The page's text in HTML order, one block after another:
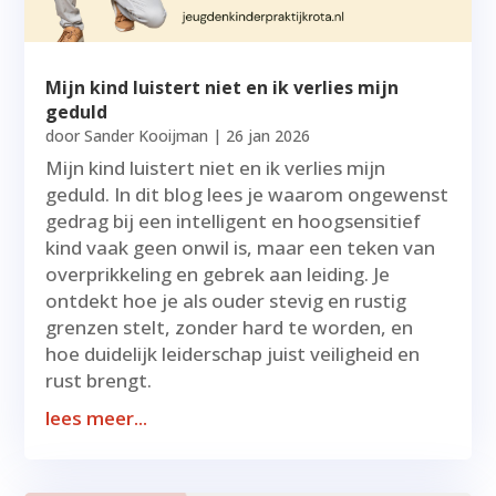
Mijn kind luistert niet en ik verlies mijn
geduld
doorSander Kooijman | 26 jan 2026
Mijn kind luistert niet en ik verlies mijn
geduld. In dit blog lees je waarom ongewenst
gedrag bij een intelligent en hoogsensitief
kind vaak geen onwil is, maar een teken van
overprikkeling en gebrek aan leiding. Je
ontdekt hoe je als ouder stevig en rustig
grenzen stelt, zonder hard te worden, en
hoe duidelijk leiderschap juist veiligheid en
rust brengt.
lees meer...